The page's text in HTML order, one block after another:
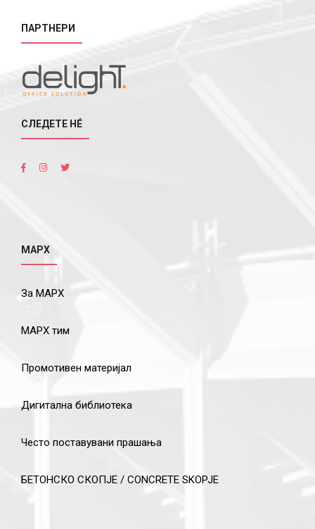
ПАРТНЕРИ
СЛЕДЕТЕ НÉ
МАРХ
За МАРХ
МАРХ тим
Промотивен материјал
Дигитална библиотека
Често поставувани прашања
БЕТОНСКО СКОПЈЕ / CONCRETE SKOPJE